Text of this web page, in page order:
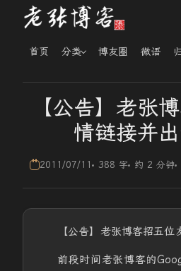
首页 分类 博友圈 微语
【公告】老张
情链接并
2011/07/11 388 字 约 2 分钟
【公告】老张博客招五位
前段时间老张博客的